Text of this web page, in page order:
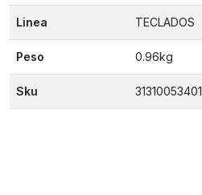
Linea TECLADOS
Peso 0.96kg
Sku 31310053401